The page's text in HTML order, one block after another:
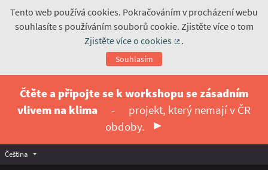
Tento web používá cookies. Pokračováním v procházení webu
souhlasíte s používáním souborů cookie. Zjistěte více o tom
Zjistěte více o cookies
.
Souhlasím
Čtěte a připojte se k workshopu se zásadním
vlivem na klima
-
projekt, který nemají v ČR
obdoby.
Čeština Vyberte jazyk